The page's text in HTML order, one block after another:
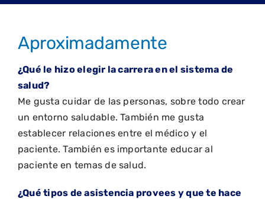
Aproximadamente
¿Qué le hizo elegir la carrera en el sistema de
salud?
Me gusta cuidar de las personas, sobre todo crear
un entorno saludable. También me gusta
establecer relaciones entre el médico y el
paciente. También es importante educar al
paciente en temas de salud.
¿Qué tipos de asistencia provees y que te hace